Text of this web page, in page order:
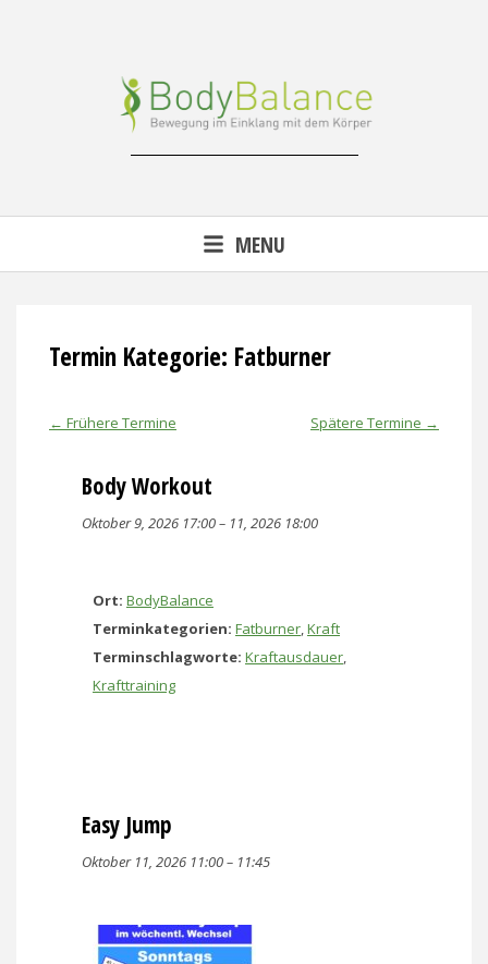
MENU
Termin Kategorie: Fatburner
Spätere Termine →
← Frühere Termine
Body Workout
Oktober 9, 2026 17:00– 11, 2026 18:00
Ort: BodyBalance
Terminkategorien: Fatburner,Kraft
Terminschlagworte: Kraftausdauer,
Krafttraining
Easy Jump
Oktober 11, 2026 11:00– 11:45